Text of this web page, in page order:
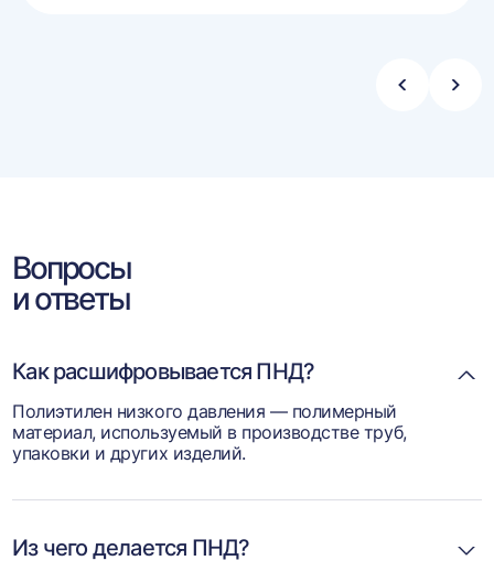
Стрелка
Вопросы
и ответы
Как расшифровывается ПНД?
Полиэтилен низкого давления — полимерный
материал, используемый в производстве труб,
упаковки и других изделий.
Из чего делается ПНД?